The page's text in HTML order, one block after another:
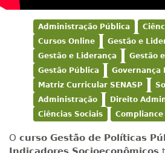
Administração Pública
Cursos Online
Gestão e
Gestão e Liderança
Gestão
Gestão Pública
Governança
Matriz Curricular SENASP
Administração
Direito
Ciências Sociais
Compliance
O curso Gestão de Políticas